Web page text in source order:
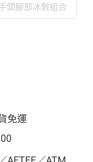
頭腳部冰敷組合
免運